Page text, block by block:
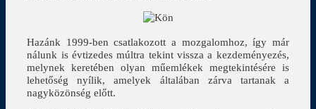
Hazánk 1999-ben csatlakozott a mozgalomhoz, így már
nálunk is évtizedes múltra tekint vissza a kezdeményezés,
melynek keretében olyan műemlékek megtekintésére is
lehetőség nyílik, amelyek általában zárva tartanak a
nagyközönség előtt.